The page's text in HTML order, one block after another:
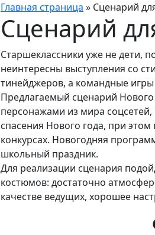
Главная страница » Сценарий
Сценарий
Старшеклассники уже не дети,
неинтересны выступления со
тинейджеров, а командные игры
Предлагаемый сценарий Нового
персонажами из мира соцсетей,
спасения Нового года, при
конкурсах. Новогодняя
школьный праздник.
Для реализации сценария
костюмов: достаточно
качестве ведущих, хорошее